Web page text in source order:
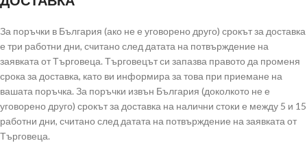
За поръчки в България (ако не е уговорено друго) срокът за доставка
е три работни дни, считано след датата на потвърждение на
заявката от Търговеца. Търговецът си запазва правото да променя
срока за доставка, като ви информира за това при приемане на
вашата поръчка. За поръчки извън България (доколкото не е
уговорено друго) срокът за доставка на налични стоки е между 5 и 15
работни дни, считано след датата на потвърждение на заявката от
Търговеца.